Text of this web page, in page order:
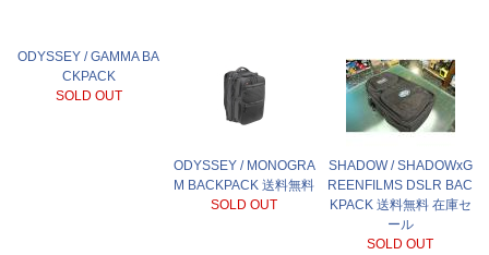
ODYSSEY / GAMMA BA
CKPACK
SOLD OUT
ODYSSEY / MONOGRA
M BACKPACK 送料無料
SOLD OUT
SHADOW / SHADOWxG
REENFILMS DSLR BAC
KPACK 送料無料 在庫セ
ール
SOLD OUT